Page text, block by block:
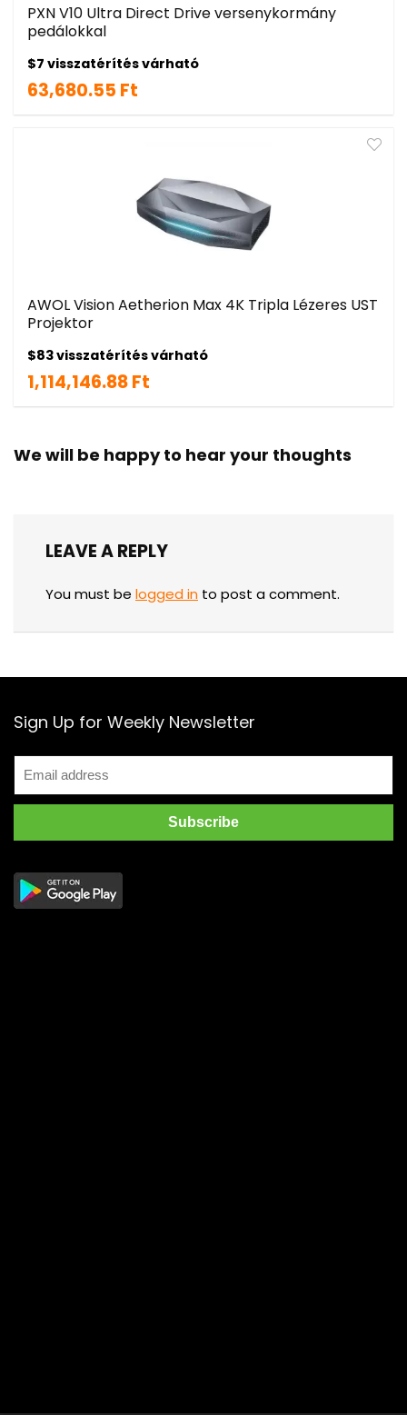
PXN V10 Ultra Direct Drive versenykormány
pedálokkal
$7 visszatérítés várható
63,680.55 Ft
AWOL Vision Aetherion Max 4K Tripla Lézeres UST
Projektor
$83 visszatérítés várható
1,114,146.88 Ft
We will be happy to hear your thoughts
LEAVE A REPLY
You must be logged in to post a comment.
Sign Up for Weekly Newsletter